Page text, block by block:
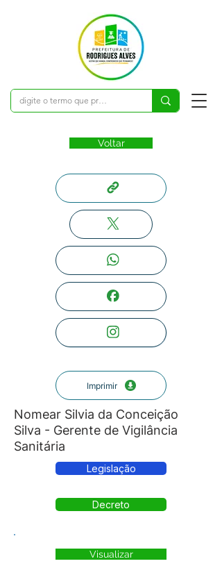
Voltar
Imprimir
Nomear Silvia da Conceição
Silva - Gerente de Vigilância
Sanitária
Legislação
Decreto
Visualizar